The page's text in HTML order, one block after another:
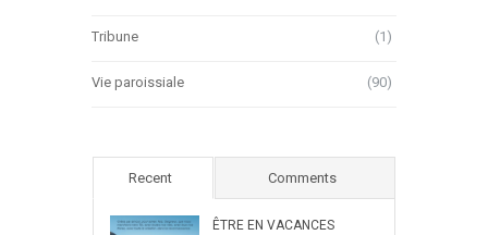
Tribune (1)
Vie paroissiale (90)
Recent Comments
ÊTRE EN VACANCES